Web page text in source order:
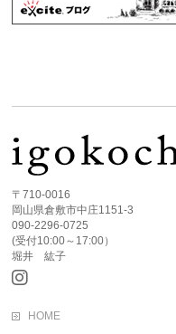
〒710-0016
岡山県倉敷市中庄1151-3
090-2296-0725
(受付10:00～17:00）
堀井 紘子
HOME